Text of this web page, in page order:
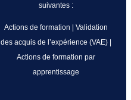
suivantes :
Actions de formation | Validation
des acquis de l’expérience (VAE) |
Actions de formation par
apprentissage